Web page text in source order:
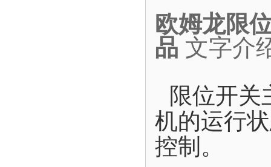
欧姆龙限
品 文字介
限位开关
机的运行
控制。